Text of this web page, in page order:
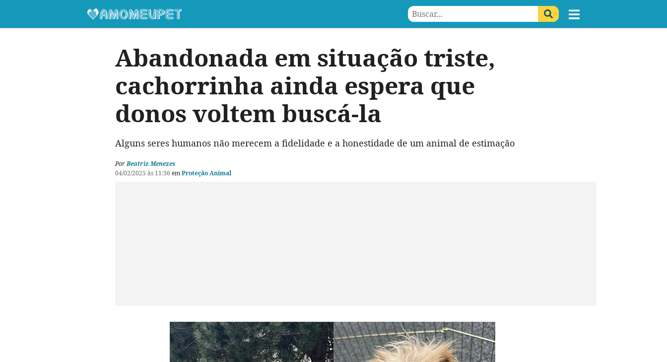
Abandonada em situação triste,
cachorrinha ainda espera que
donos voltem buscá-la
Alguns seres humanos não merecem a fidelidade e a honestidade de um animal de estimação
PorBeatriz Menezes
04/02/2025 às 11:36 emProteção Animal